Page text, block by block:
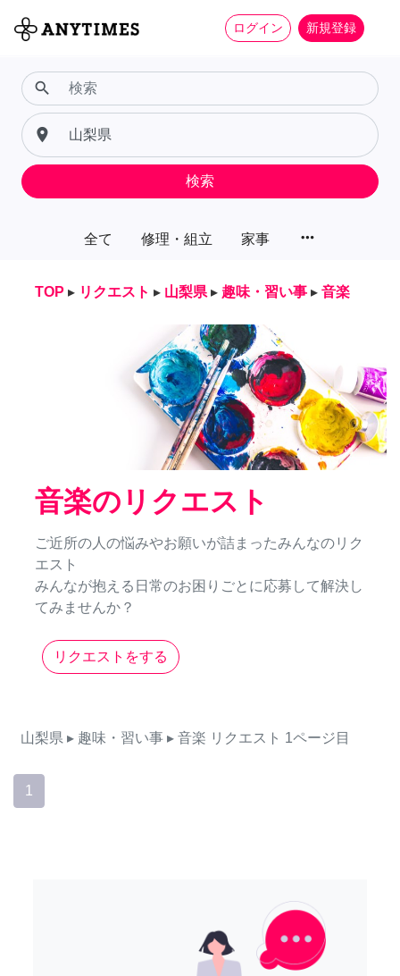
ログイン 新規登録
全て 修理・組立 家事 more_horiz
search
place
検索
TOP ▸ リクエスト ▸ 山梨県 ▸ 趣味・習い事 ▸ 音楽
音楽のリクエスト
ご近所の人の悩みやお願いが詰まったみんなのリク
エスト
みんなが抱える日常のお困りごとに応募して解決し
てみませんか？
リクエストをする
山梨県 ▸ 趣味・習い事 ▸ 音楽 リクエスト 1ページ目
1